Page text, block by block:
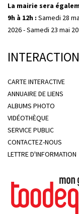
La mairie sera
9h à 12h : Samedi 28
2026 - Samedi 23 mai
INTERACTION
CARTE INTERACTIVE
ANNUAIRE DE LIENS
ALBUMS PHOTO
VIDÉOTHÈQUE
SERVICE PUBLIC
CONTACTEZ-NOUS
LETTRE D'INFORMATION